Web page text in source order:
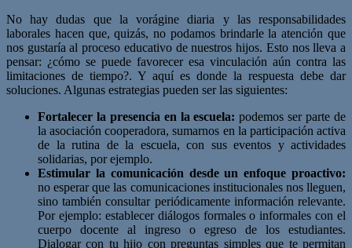
No hay dudas que la vorágine diaria y las responsabilidades
laborales hacen que, quizás, no podamos brindarle la atención que
nos gustaría al proceso educativo de nuestros hijos. Esto nos lleva a
pensar: ¿cómo se puede favorecer esa vinculación aún contra las
limitaciones de tiempo?. Y aquí es donde la respuesta debe dar
soluciones. Algunas estrategias pueden ser las siguientes:
Fortalecer la presencia en la escuela: podemos ser parte de
la asociación cooperadora, sumarnos en la participación activa
de la rutina de la escuela, con sus eventos y actividades
solidarias, por ejemplo.
Estimular la comunicación desde un enfoque proactivo:
no esperar que las comunicaciones institucionales nos lleguen,
sino también consultar periódicamente información relevante.
Por ejemplo: establecer diálogos formales o informales con el
cuerpo docente al ingreso o egreso de los estudiantes.
Dialogar con tu hijo con preguntas simples que te permitan